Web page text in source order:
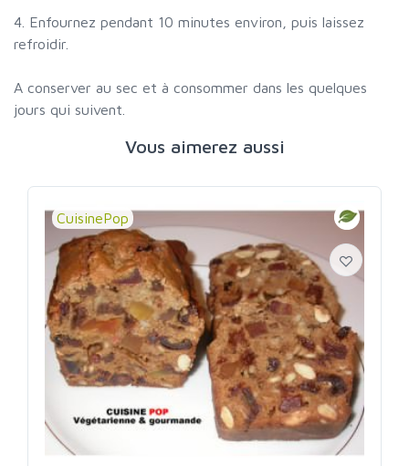
4. Enfournez pendant 10 minutes environ, puis laissez
refroidir.
A conserver au sec et à consommer dans les quelques
jours qui suivent.
Vous aimerez aussi
CuisinePop